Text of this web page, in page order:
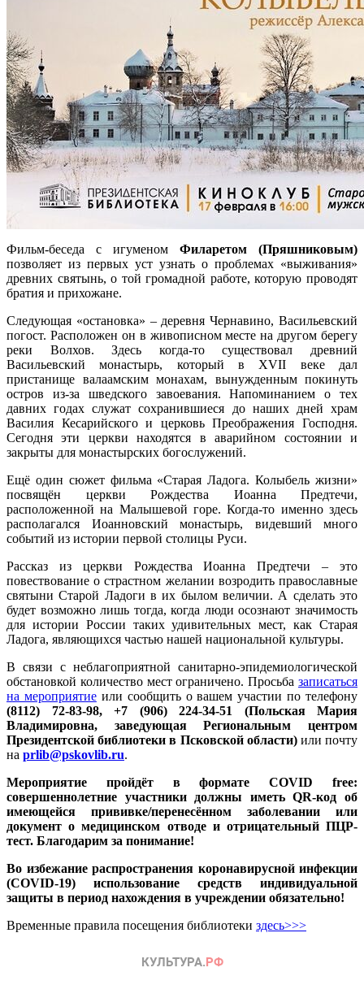
Фильм-беседа с игуменом Филаретом (Пряшниковым)
позволяет из первых уст узнать о проблемах «выживания»
древних святынь, о той громадной работе, которую проводят
братия и прихожане.
Следующая «остановка» – деревня Чернавино, Васильевский
погост. Расположен он в живописном месте на другом берегу
реки Волхов. Здесь когда-то существовал древний
Васильевский монастырь, который в XVII веке дал
пристанище валаамским монахам, вынужденным покинуть
остров из-за шведского завоевания. Напоминанием о тех
давних годах служат сохранившиеся до наших дней храм
Василия Кесарийского и церковь Преображения Господня.
Сегодня эти церкви находятся в аварийном состоянии и
закрыты для монастырских богослужений.
Ещё один сюжет фильма «Старая Ладога. Колыбель жизни»
посвящён церкви Рождества Иоанна Предтечи,
расположенной на Малышевой горе. Когда-то именно здесь
располагался Иоанновский монастырь, видевший много
событий из истории первой столицы Руси.
Рассказ из церкви Рождества Иоанна Предтечи – это
повествование о страстном желании возродить православные
святыни Старой Ладоги в их былом величии. А сделать это
будет возможно лишь тогда, когда люди осознают значимость
для истории России таких удивительных мест, как Старая
Ладога, являющихся частью нашей национальной культуры.
В связи с неблагоприятной санитарно-эпидемиологической
обстановкой количество мест ограничено. Просьба записаться
на мероприятиеили сообщить о вашем участии по телефону
(8112) 72-83-98, +7 (906) 224-34-51 (Польская Мария
Владимировна, заведующая Региональным центром
Президентской библиотеки в Псковской области)или почту
на prlib@pskovlib.ru.
Мероприятие пройдёт в формате COVID free:
совершеннолетние участники должны иметь QR-код об
имеющейся прививке/перенесённом заболевании или
документ о медицинском отводе и отрицательный ПЦР-
тест. Благодарим за понимание!
Во избежание распространения коронавирусной инфекции
(COVID-19) использование средств индивидуальной
защиты в период нахождения в учреждении обязательно!
Временные правила посещения библиотеки здесь>>>